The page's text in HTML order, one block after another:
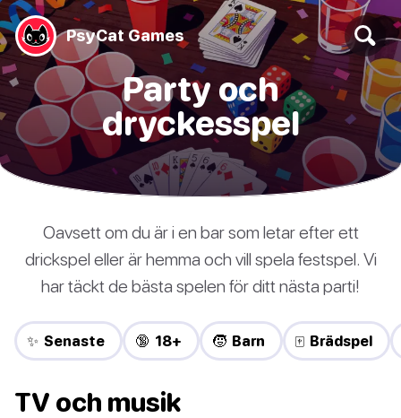
PsyCat Games
Party och
dryckesspel
Oavsett om du är i en bar som letar efter ett
drickspel eller är hemma och vill spela festspel. Vi
har täckt de bästa spelen för ditt nästa parti!
✨ Senaste 🔞 18+ 🧒 Barn 🀄 Brädspel
TV och musik